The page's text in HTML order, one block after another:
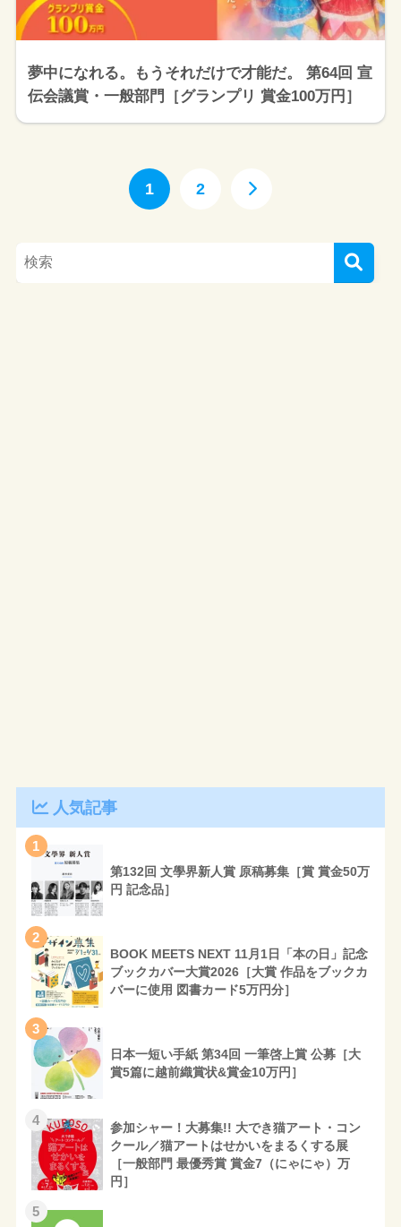
夢中になれる。もうそれだけで才能だ。 第64回 宣
伝会議賞・一般部門［グランプリ 賞金100万円］
1 2
人気記事
1
第132回 文學界新人賞 原稿募集［賞 賞金50万
円 記念品］
2
BOOK MEETS NEXT 11月1日「本の日」記念
ブックカバー大賞2026［大賞 作品をブックカ
バーに使用 図書カード5万円分］
3
日本一短い手紙 第34回 一筆啓上賞 公募［大
賞5篇に越前織賞状&賞金10万円］
4
参加シャー！大募集!! 大でき猫アート・コン
クール／猫アートはせかいをまるくする展
［一般部門 最優秀賞 賞金7（にゃにゃ）万
円］
5